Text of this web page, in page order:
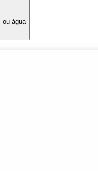
ou água